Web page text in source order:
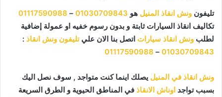
تليفون ونش انقاذ المنيل هو 01030709843
–
01117590988
تكاليف انقاذ السيارات ثابتة و بدون رسوم خفيه او عمولة إضافية
لطلب ونش انقاذ سيارات اتصل بنا الان عليتليفون ونش انقاذ :
01030709843
–
01117590988
ونش انقاذ في المنيل يصلك اينما كنت متواجد , سوف نصل اليك
بسبب تواجد اوناش الانقاذ في المناطق الحيوية و الطرق السريعة